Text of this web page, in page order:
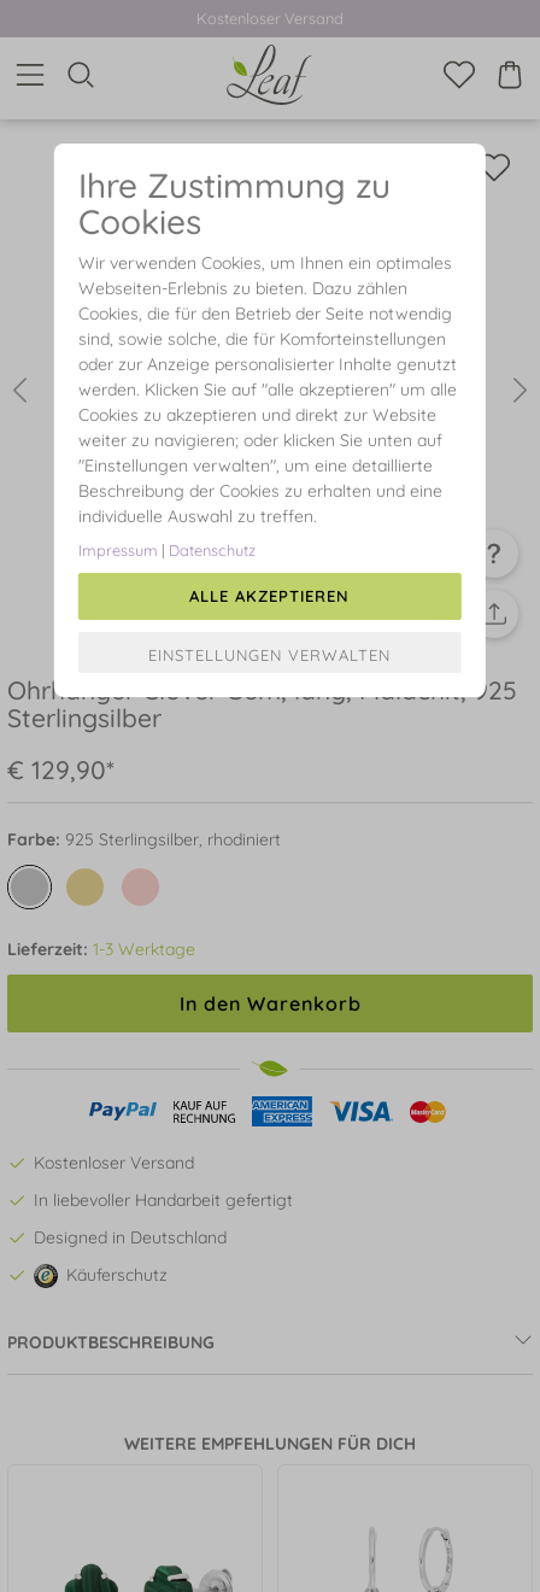
Kostenloser Versand
Ohrhänger Clover Gem, lang, Malachit, 925
Sterlingsilber
€ 129,90*
Farbe: 925 Sterlingsilber, rhodiniert
Lieferzeit: 1-3 Werktage
In den Warenkorb
Kostenloser Versand
In liebevoller Handarbeit gefertigt
Designed in Deutschland
Käuferschutz
PRODUKTBESCHREIBUNG
WEITERE EMPFEHLUNGEN FÜR DICH
Ihre Zustimmung zu
Cookies
Wir verwenden Cookies, um Ihnen ein optimales
Webseiten-Erlebnis zu bieten. Dazu zählen
Cookies, die für den Betrieb der Seite notwendig
sind, sowie solche, die für Komforteinstellungen
oder zur Anzeige personalisierter Inhalte genutzt
werden. Klicken Sie auf "alle akzeptieren" um alle
Cookies zu akzeptieren und direkt zur Website
weiter zu navigieren; oder klicken Sie unten auf
"Einstellungen verwalten", um eine detaillierte
Beschreibung der Cookies zu erhalten und eine
individuelle Auswahl zu treffen.
Impressum | Datenschutz
ALLE AKZEPTIEREN